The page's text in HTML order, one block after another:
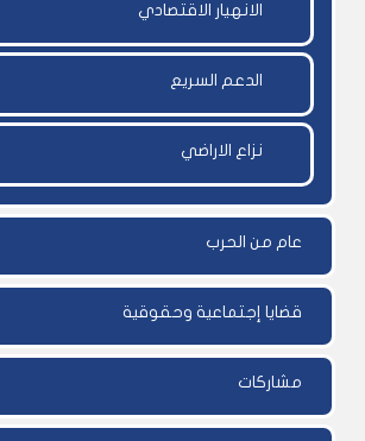
الانهيار الاقتصادي
الدعم السريع
نزاع الاراضي
عام من الحرب
قضايا إجتماعية وحقوقية
مشاركات